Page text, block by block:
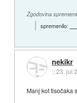
Zgodovina
spremenilo:
nekikr
::23. jul
Manj kot tisočaka